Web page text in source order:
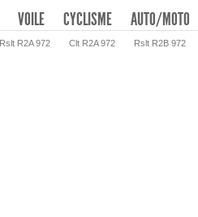
Rslt R2A 972 Clt R2A 972 Rslt R2B 972
VOILE CYCLISME AUTO/MOTO